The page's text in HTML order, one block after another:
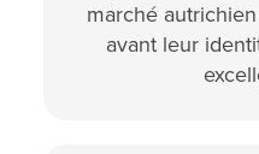
marché
avant leur